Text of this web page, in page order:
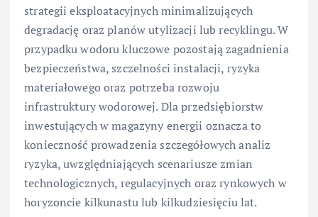
strategii eksploatacyjnych minimalizujących
degradację oraz planów utylizacji lub recyklingu. W
przypadku wodoru kluczowe pozostają zagadnienia
bezpieczeństwa, szczelności instalacji, ryzyka
materiałowego oraz potrzeba rozwoju
infrastruktury wodorowej. Dla przedsiębiorstw
inwestujących w magazyny energii oznacza to
konieczność prowadzenia szczegółowych analiz
ryzyka, uwzględniających scenariusze zmian
technologicznych, regulacyjnych oraz rynkowych w
horyzoncie kilkunastu lub kilkudziesięciu lat.